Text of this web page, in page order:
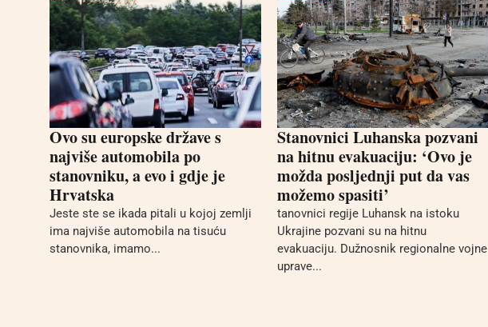
Ovo su europske države s
najviše automobila po
stanovniku, a evo i gdje je
Hrvatska
Jeste ste se ikada pitali u kojoj zemlji
ima najviše automobila na tisuću
stanovnika, imamo...
Stanovnici Luhanska pozvani
na hitnu evakuaciju: ‘Ovo je
možda posljednji put da vas
možemo spasiti’
tanovnici regije Luhansk na istoku
Ukrajine pozvani su na hitnu
evakuaciju. Dužnosnik regionalne vojne
uprave...